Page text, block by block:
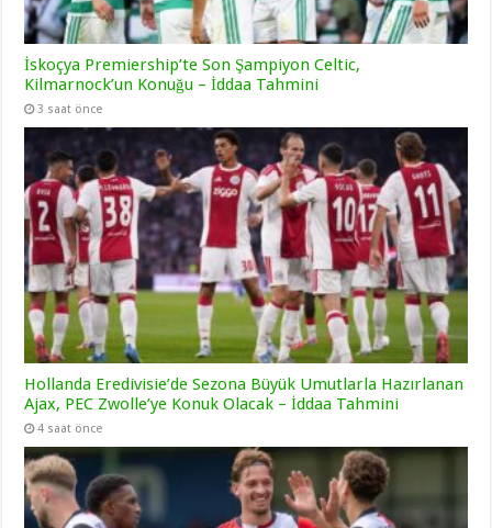
İskoçya Premiership’te Son Şampiyon Celtic,
Kilmarnock’un Konuğu – İddaa Tahmini
3 saat önce
Hollanda Eredivisie’de Sezona Büyük Umutlarla Hazırlanan
Ajax, PEC Zwolle’ye Konuk Olacak – İddaa Tahmini
4 saat önce